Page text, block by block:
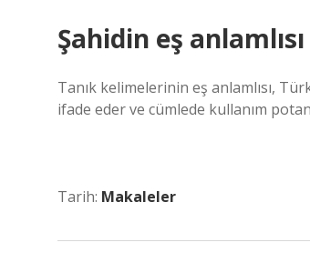
Şahidin eş
Tanık kelimelerinin eş anlamlısı,
ifade eder ve cümlede kullanım
Tarih: Makaleler